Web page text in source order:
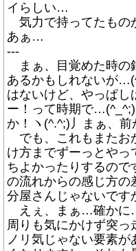
イらしい…
気力で持ってたもの
あぁ…
---
まぁ、目覚めた時の
あるかもしれないが
はないけど、やっぱ
ー！って時期で
か！ヽ(^.^;)丿まぁ、
でも、これもまたお
け方までずーっとや
ちよかったりするの
の流れからの感じ方の
分屋さんじゃないです
えぇ、まぁ…確かに
周りも気にかけず突っ
ノリ気じゃない要素